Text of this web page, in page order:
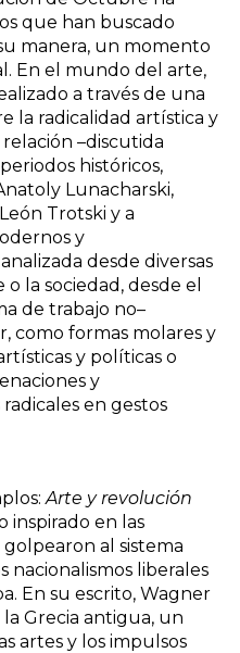
que han buscado
manera, un momento
En el mundo del arte,
a través de una
la radicalidad artística y
relación –discutida
históricos,
Lunacharski,
Trotski y a
y
desde diversas
la sociedad, desde el
de trabajo no–
como formas molares y
y políticas o
y
en gestos
Arte y revolución
inspirado en las
al sistema
nacionalismos liberales
En su escrito, Wagner
Grecia antigua, un
artes y los impulsos